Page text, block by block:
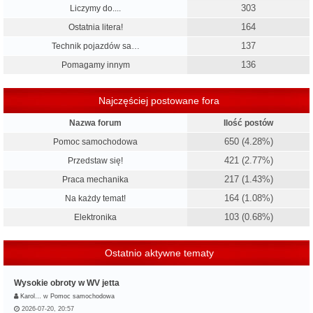
Liczymy do.... 303
Ostatnia litera! 164
Technik pojazdów sa… 137
Pomagamy innym 136
Najczęściej postowane fora
Nazwa forum
Ilość postów
Pomoc samochodowa
650 (4.28%)
Przedstaw się! 421 (2.77%)
Praca mechanika 217 (1.43%)
Na każdy temat! 164 (1.08%)
Elektronika 103 (0.68%)
Ostatnio aktywne tematy
Wysokie obroty w WV jetta
Karol… w Pomoc samochodowa
2026-07-20, 20:57